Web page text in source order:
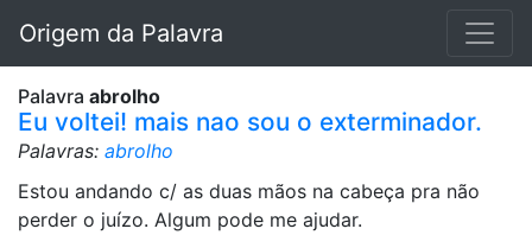
Origem da Palavra
Palavra abrolho
Eu voltei! mais nao sou o exterminador.
Palavras: abrolho
Estou andando c/ as duas mãos na cabeça pra não
perder o juízo. Algum pode me ajudar.